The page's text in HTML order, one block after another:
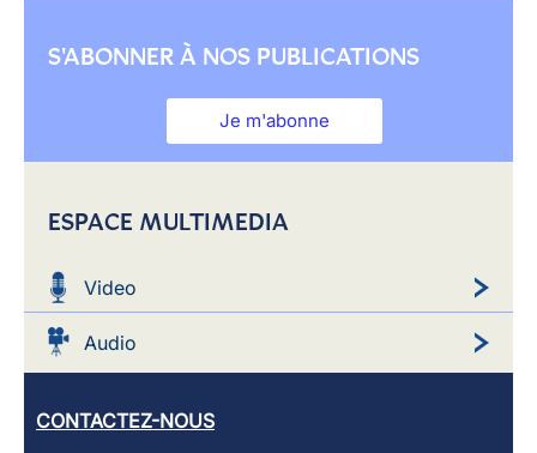
S'ABONNER À NOS PUBLICATIONS
Je m'abonne
ESPACE MULTIMEDIA
Video
Audio
CONTACTEZ-NOUS